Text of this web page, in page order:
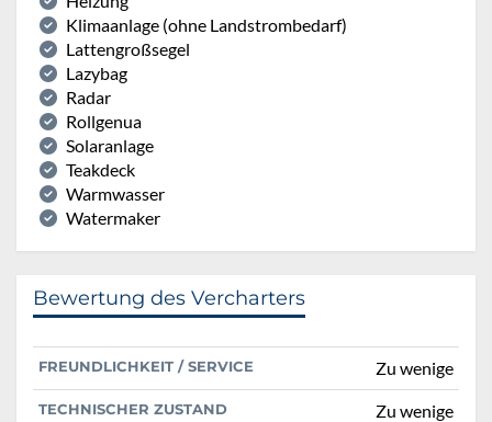
Klimaanlage (ohne Landstrombedarf)
Lattengroßsegel
Lazybag
Radar
Rollgenua
Solaranlage
Teakdeck
Warmwasser
Watermaker
Bewertung des Vercharters
FREUNDLICHKEIT / SERVICE Zu wenige
TECHNISCHER ZUSTAND Zu wenige